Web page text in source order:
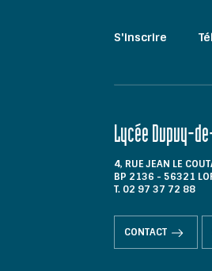
S'inscrire
Lycée Dupuy-
4, RUE JEAN LE
BP 2136 - 56321
T. 02 97 37 72 88
CONTACT